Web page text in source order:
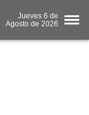
Jueves 6 de
Agosto de 2026